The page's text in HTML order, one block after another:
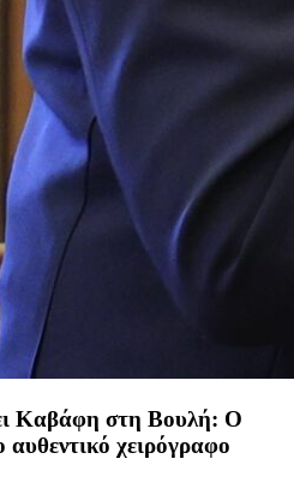
Καβάφη στη Βουλή: Ο
αυθεντικό χειρόγραφο